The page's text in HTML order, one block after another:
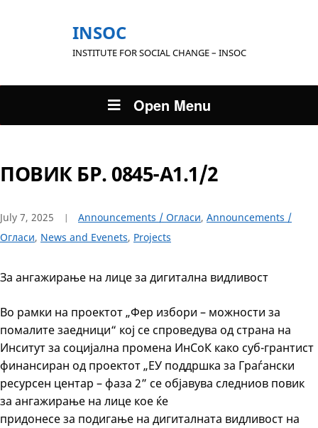
INSOC
INSTITUTE FOR SOCIAL CHANGE – INSOC
Open Menu
ПОВИК БР. 0845-А1.1/2
July 7, 2025 Announcements / Огласи, Announcements /
Огласи, News and Evenets, Projects
За ангажирање на лице за дигитална видливост
Во рамки на проектот „Фер избори – можности за
помалите заедници“ кој се спроведува од страна на
Инситут за социјална промена ИнСоК како суб-грантист
финансиран од проектот „ЕУ поддршка за Граѓански
ресурсен центар – фаза 2” се објавува следниов повик
за ангажирање на лице кое ќе
придонесе за подигање на дигиталната видливост на